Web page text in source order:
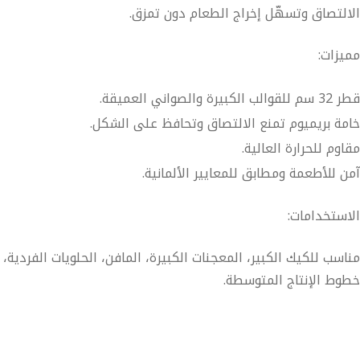
الالتصاق وتسهّل إخراج الطعام دون تمزق.
مميزات:
قطر 32 سم للقوالب الكبيرة والصواني العميقة.
خامة بريميوم تمنع الالتصاق وتحافظ على الشكل.
مقاوم للحرارة العالية.
آمن للأطعمة ومطابق للمعايير الألمانية.
الاستخدامات:
مناسب للكيك الكبير، المعجنات الكبيرة، المافن، الحلويات الفردية،
خطوط الإنتاج المتوسطة.